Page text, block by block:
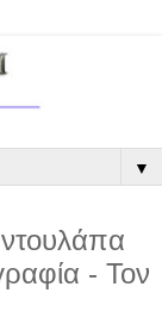
▼
- Τον